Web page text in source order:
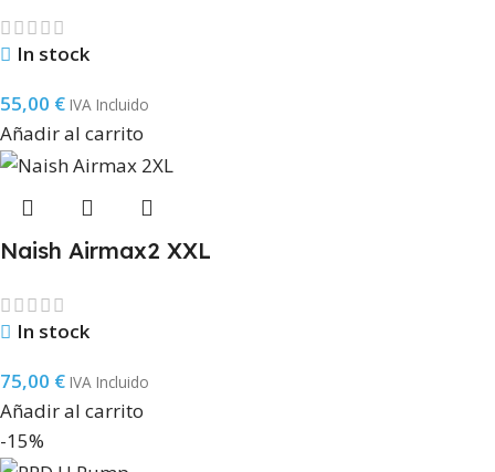
In stock
55,00 € IVA Incluido
Añadir al carrito
Naish Airmax2 XXL
In stock
75,00 € IVA Incluido
Añadir al carrito
-15%